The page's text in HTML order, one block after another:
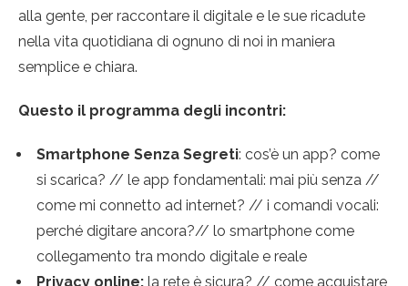
alla gente, per raccontare il digitale e le sue ricadute
nella vita quotidiana di ognuno di noi in maniera
semplice e chiara.
Questo il programma degli incontri:
Smartphone Senza Segreti: cos’è un app? come
si scarica? // le app fondamentali: mai più senza //
come mi connetto ad internet? // i comandi vocali:
perché digitare ancora?// lo smartphone come
collegamento tra mondo digitale e reale
Privacy online: la rete è sicura? // come acquistare